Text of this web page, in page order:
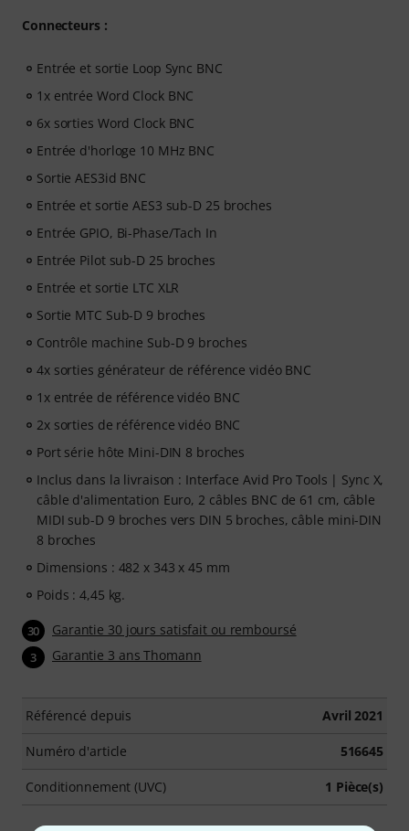
Connecteurs :
Entrée et sortie Loop Sync BNC
1x entrée Word Clock BNC
6x sorties Word Clock BNC
Entrée d'horloge 10 MHz BNC
Sortie AES3id BNC
Entrée et sortie AES3 sub-D 25 broches
Entrée GPIO, Bi-Phase/Tach In
Entrée Pilot sub-D 25 broches
Entrée et sortie LTC XLR
Sortie MTC Sub-D 9 broches
Contrôle machine Sub-D 9 broches
4x sorties générateur de référence vidéo BNC
1x entrée de référence vidéo BNC
2x sorties de référence vidéo BNC
Port série hôte Mini-DIN 8 broches
Inclus dans la livraison : Interface Avid Pro Tools | Sync X,
câble d'alimentation Euro, 2 câbles BNC de 61 cm, câble
MIDI sub-D 9 broches vers DIN 5 broches, câble mini-DIN
8 broches
Dimensions : 482 x 343 x 45 mm
Poids : 4,45 kg.
30 Garantie 30 jours satisfait ou remboursé
3 Garantie 3 ans Thomann
Référencé depuis Avril 2021
Numéro d'article 516645
Conditionnement (UVC) 1 Pièce(s)